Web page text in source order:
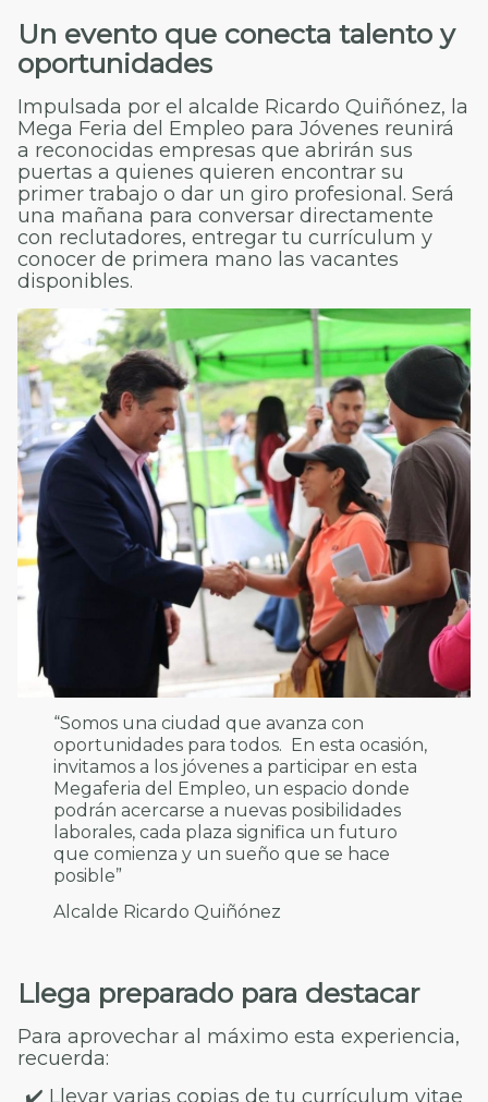
Un evento que conecta talento y
oportunidades
Impulsada por el alcalde Ricardo Quiñónez, la
Mega Feria del Empleo para Jóvenes reunirá
a reconocidas empresas que abrirán sus
puertas a quienes quieren encontrar su
primer trabajo o dar un giro profesional. Será
una mañana para conversar directamente
con reclutadores, entregar tu currículum y
conocer de primera mano las vacantes
disponibles.
“Somos una ciudad que avanza con
oportunidades para todos. En esta ocasión,
invitamos a los jóvenes a participar en esta
Megaferia del Empleo, un espacio donde
podrán acercarse a nuevas posibilidades
laborales, cada plaza significa un futuro
que comienza y un sueño que se hace
posible”
Alcalde Ricardo Quiñónez
Llega preparado para destacar
Para aprovechar al máximo esta experiencia,
recuerda:
✔️ Llevar varias copias de tu currículum vitae